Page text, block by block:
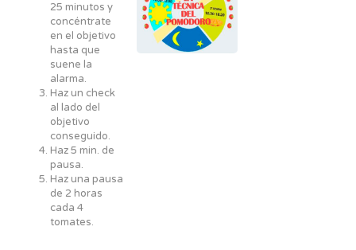
25 minutos y
concéntrate
en el objetivo
hasta que
suene la
alarma.
Haz un check
al lado del
objetivo
conseguido.
Haz 5 min. de
pausa.
Haz una pausa
de 2 horas
cada 4
tomates.